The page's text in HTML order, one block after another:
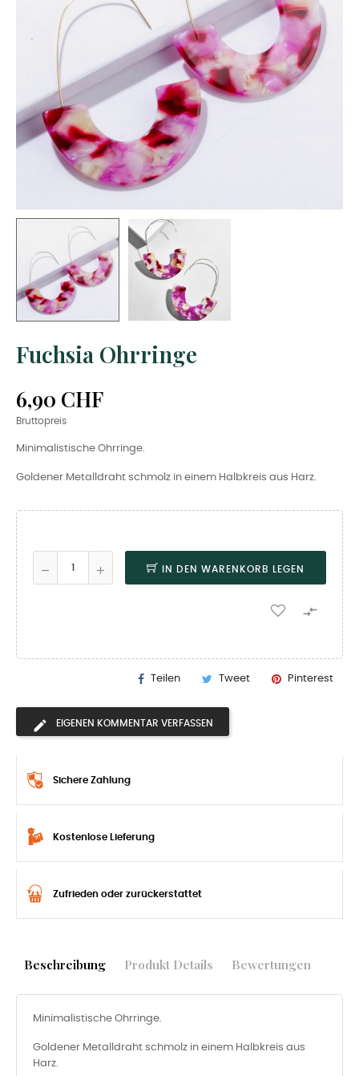
Fuchsia Ohrringe
6,90 CHF
Bruttopreis
Minimalistische Ohrringe.
Goldener Metalldraht schmolz in einem Halbkreis aus Harz.
IN DEN WARENKORB LEGEN

Teilen Tweet Pinterest
EIGENEN KOMMENTAR VERFASSEN
Sichere Zahlung
Kostenlose Lieferung
Zufrieden oder zurückerstattet
Beschreibung Produkt Details Bewertungen
Minimalistische Ohrringe.
Goldener Metalldraht schmolz in einem Halbkreis aus
Harz.